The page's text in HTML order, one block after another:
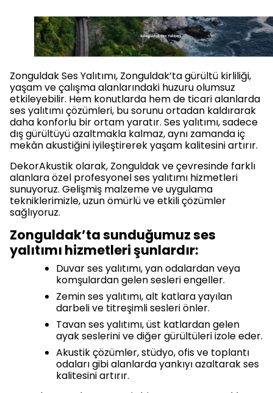
Zonguldak Ses Yalıtımı, Zonguldak’ta gürültü kirliliği,
yaşam ve çalışma alanlarındaki huzuru olumsuz
etkileyebilir. Hem konutlarda hem de ticari alanlarda
ses yalıtımı çözümleri, bu sorunu ortadan kaldırarak
daha konforlu bir ortam yaratır. Ses yalıtımı, sadece
dış gürültüyü azaltmakla kalmaz, aynı zamanda iç
mekân akustiğini iyileştirerek yaşam kalitesini artırır.
DekorAkustik olarak, Zonguldak ve çevresinde farklı
alanlara özel profesyonel ses yalıtımı hizmetleri
sunuyoruz. Gelişmiş malzeme ve uygulama
tekniklerimizle, uzun ömürlü ve etkili çözümler
sağlıyoruz.
Zonguldak’ta sunduğumuz ses
yalıtımı hizmetleri şunlardır:
Duvar ses yalıtımı, yan odalardan veya
komşulardan gelen sesleri engeller.
Zemin ses yalıtımı, alt katlara yayılan
darbeli ve titreşimli sesleri önler.
Tavan ses yalıtımı, üst katlardan gelen
ayak seslerini ve diğer gürültüleri izole eder.
Akustik çözümler, stüdyo, ofis ve toplantı
odaları gibi alanlarda yankıyı azaltarak ses
kalitesini artırır.